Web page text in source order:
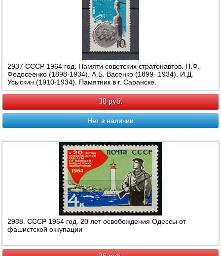
2937 СССР 1964 год. Памяти советских стратонавтов. П.Ф.
Федосеенко (1898-1934). А.Б. Васенко (1899- 1934). И.Д.
Усыскин (1910-1934). Памятник в г. Саранске.
30 руб.
Нет в наличии
2938. СССР 1964 год. 20 лет освобождения Одессы от
фашистской оккупации